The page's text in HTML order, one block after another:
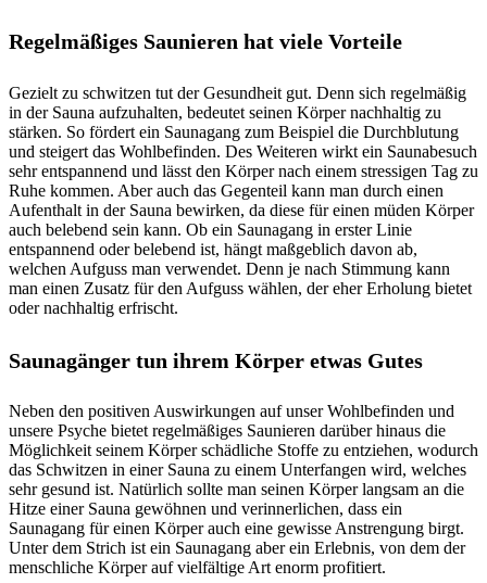
Regelmäßiges Saunieren hat viele Vorteile
Gezielt zu schwitzen tut der Gesundheit gut. Denn sich regelmäßig
in der Sauna aufzuhalten, bedeutet seinen Körper nachhaltig zu
stärken. So fördert ein Saunagang zum Beispiel die Durchblutung
und steigert das Wohlbefinden. Des Weiteren wirkt ein Saunabesuch
sehr entspannend und lässt den Körper nach einem stressigen Tag zu
Ruhe kommen. Aber auch das Gegenteil kann man durch einen
Aufenthalt in der Sauna bewirken, da diese für einen müden Körper
auch belebend sein kann. Ob ein Saunagang in erster Linie
entspannend oder belebend ist, hängt maßgeblich davon ab,
welchen Aufguss man verwendet. Denn je nach Stimmung kann
man einen Zusatz für den Aufguss wählen, der eher Erholung bietet
oder nachhaltig erfrischt.
Saunagänger tun ihrem Körper etwas Gutes
Neben den positiven Auswirkungen auf unser Wohlbefinden und
unsere Psyche bietet regelmäßiges Saunieren darüber hinaus die
Möglichkeit seinem Körper schädliche Stoffe zu entziehen, wodurch
das Schwitzen in einer Sauna zu einem Unterfangen wird, welches
sehr gesund ist. Natürlich sollte man seinen Körper langsam an die
Hitze einer Sauna gewöhnen und verinnerlichen, dass ein
Saunagang für einen Körper auch eine gewisse Anstrengung birgt.
Unter dem Strich ist ein Saunagang aber ein Erlebnis, von dem der
menschliche Körper auf vielfältige Art enorm profitiert.